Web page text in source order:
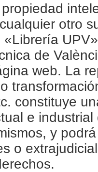
otro
de
web. La
constituye
e
y
o